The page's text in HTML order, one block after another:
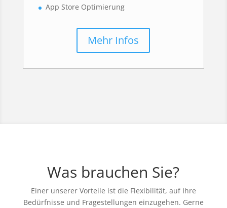
App Store Optimierung
Mehr Infos
Was brauchen Sie?
Einer unserer Vorteile ist die Flexibilität, auf Ihre
Bedürfnisse und Fragestellungen einzugehen. Gerne